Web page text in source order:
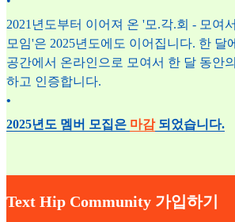
2021년도부터 이어져 온 '모.각.회 - 모여
모임'은 2025년도에도 이어집니다. 한 달
공간에서 온라인으로 모여서 한 달 동안
하고 인증합니다.
•
2025년도 멤버 모집은 마감되었습니다.
Text Hip Community 가입하기